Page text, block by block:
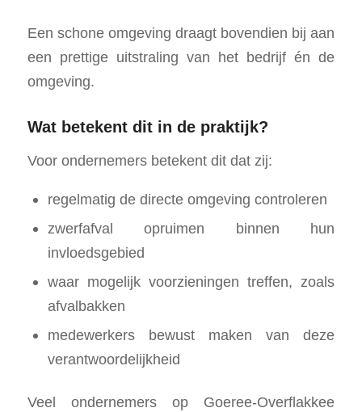
Een schone omgeving draagt bovendien bij aan
een prettige uitstraling van het bedrijf én de
omgeving.
Wat betekent dit in de praktijk?
Voor ondernemers betekent dit dat zij:
regelmatig de directe omgeving controleren
zwerfafval opruimen binnen hun
invloedsgebied
waar mogelijk voorzieningen treffen, zoals
afvalbakken
medewerkers bewust maken van deze
verantwoordelijkheid
Veel ondernemers op Goeree-Overflakkee